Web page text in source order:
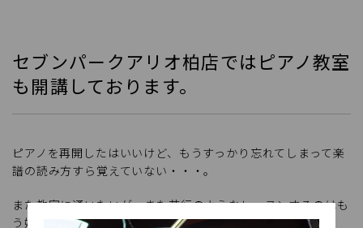
セブンパークアリオ柏店ではピアノ教室
も開講しております。
ピアノを再開したはいいけど、もうすっかり忘れてしまって楽
譜の読み方すら覚えていない・・・。
また教室に通いたいが、また苦行のようなレッスンするのはも
う嫌だ！そういう方は非常に多いのではないでしょうか？